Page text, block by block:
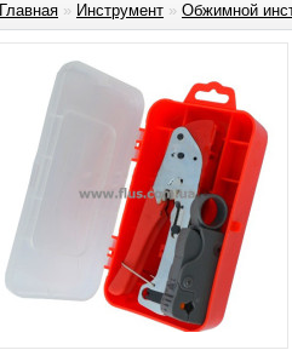
Главная » Инструмент » Обжимной